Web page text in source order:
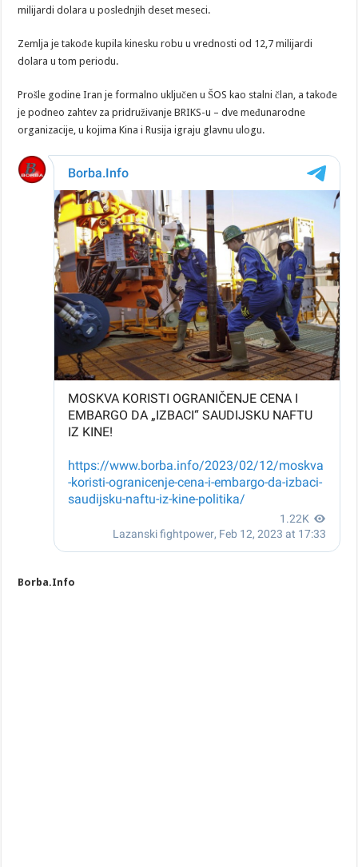
milijardi dolara u poslednjih deset meseci.
Zemlja je takođe kupila kinesku robu u vrednosti od 12,7 milijardi
dolara u tom periodu.
Prošle godine Iran je formalno uključen u ŠOS kao stalni član, a takođe
je podneo zahtev za pridruživanje BRIKS-u – dve međunarodne
organizacije, u kojima Kina i Rusija igraju glavnu ulogu.
Borba.Info